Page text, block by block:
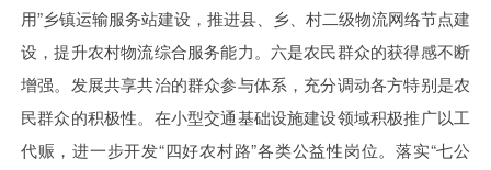
用”乡镇运输服务站建设，推进县、乡、村二级物流网络节点建
设，提升农村物流综合服务能力。六是农民群众的获得感不断
增强。发展共享共治的群众参与体系，充分调动各方特别是农
民群众的积极性。在小型交通基础设施建设领域积极推广以工
代赈，进一步开发“四好农村路”各类公益性岗位。落实“七公